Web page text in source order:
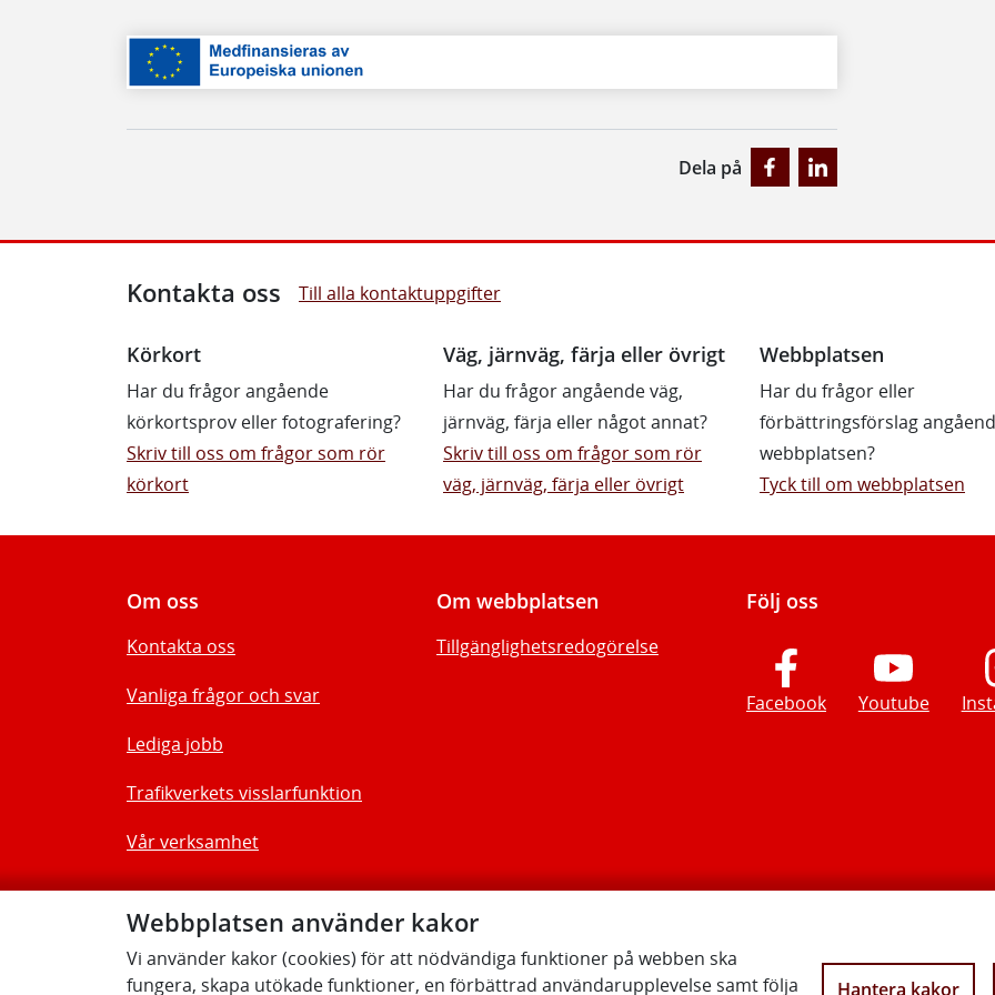
Dela på
Webbplatsen använder kakor
Vi använder kakor (cookies) för att nödvändiga funktioner på webben ska
fungera, skapa utökade funktioner, en förbättrad användarupplevelse samt följa
Hantera kakor
Kontakta oss Till alla kontaktuppgifter
Körkort
Har du frågor angående
körkortsprov eller fotografering?
Skriv till oss om frågor som rör
körkort
Väg, järnväg, färja eller övrigt
Har du frågor angående väg,
järnväg, färja eller något annat?
Skriv till oss om frågor som rör
väg, järnväg, färja eller övrigt
Webbplatsen
Har du frågor eller
förbättringsförslag
webbplatsen?
Tyck till om webbplatsen
Om oss
Kontakta oss
Vanliga frågor och svar
Lediga jobb
Trafikverkets visslarfunktion
Vår verksamhet
Om webbplatsen
Tillgänglighetsredogörelse
Följ oss
Facebook Youtube